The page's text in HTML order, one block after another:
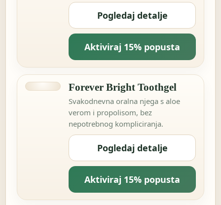
Pogledaj detalje
Aktiviraj 15% popusta
Forever Bright Toothgel
Svakodnevna oralna njega s aloe
verom i propolisom, bez
nepotrebnog kompliciranja.
Pogledaj detalje
Aktiviraj 15% popusta